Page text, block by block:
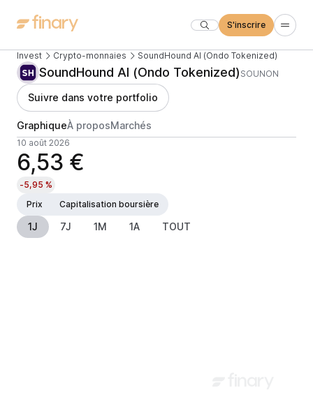
S'inscrire
Invest Crypto-monnaies SoundHound AI (Ondo Tokenized)
SoundHound AI (Ondo Tokenized) SOUNON
Suivre dans votre portfolio
GraphiqueÀ proposMarchés
10 août 2026
6,53 €
-5,95 %
Prix
Capitalisation boursière
1J 7J 1M 1A TOUT